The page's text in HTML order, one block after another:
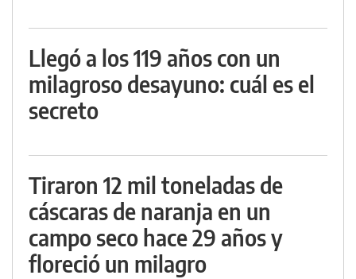
Llegó a los 119 años con un
milagroso desayuno: cuál es el
secreto
Tiraron 12 mil toneladas de
cáscaras de naranja en un
campo seco hace 29 años y
floreció un milagro